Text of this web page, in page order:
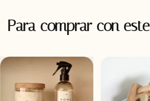
Para comprar con